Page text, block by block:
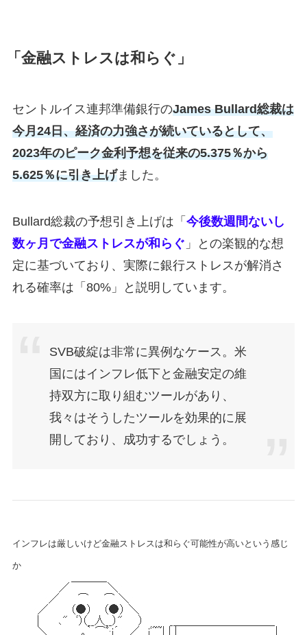
「金融ストレスは和らぐ」
セントルイス連邦準備銀行のJames Bullard総裁は
今月24日、経済の力強さが続いているとして、
2023年のピーク金利予想を従来の5.375％から
5.625％に引き上げました。
Bullard総裁の予想引き上げは「 今後数週間ないし
数ヶ月で金融ストレスが和らぐ 」との楽観的な想
定に基づいており、実際に銀行ストレスが解消さ
れる確率は「80%」と説明しています。
SVB破綻は非常に異例なケース。米
国にはインフレ低下と金融安定の維
持双方に取り組むツールがあり、
我々はそうしたツールを効果的に展
開しており、成功するでしょう。
インフレは厳しいけど金融ストレスは和らぐ可能性が高いという感じ
か